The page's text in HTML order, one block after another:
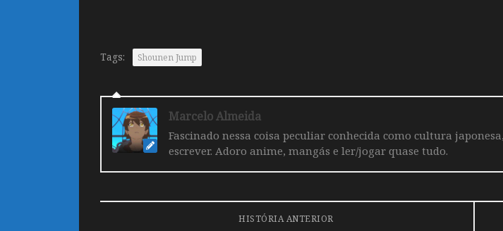
Tags: Shounen Jump
Marcelo Almeida
Fascinado nessa coisa peculiar conhecida como cultura
escrever. Adoro anime, mangás e ler/jogar quase tudo.
HISTÓRIA ANTERIOR